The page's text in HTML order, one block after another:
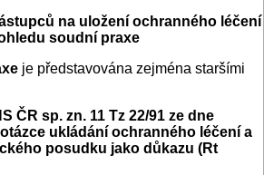
na uložení ochranného léčení
soudní praxe
je představována zejména staršími
ČR sp. zn. 11 Tz 22/91 ze dne
otázce ukládání ochranného léčení a
posudku jako důkazu (Rt